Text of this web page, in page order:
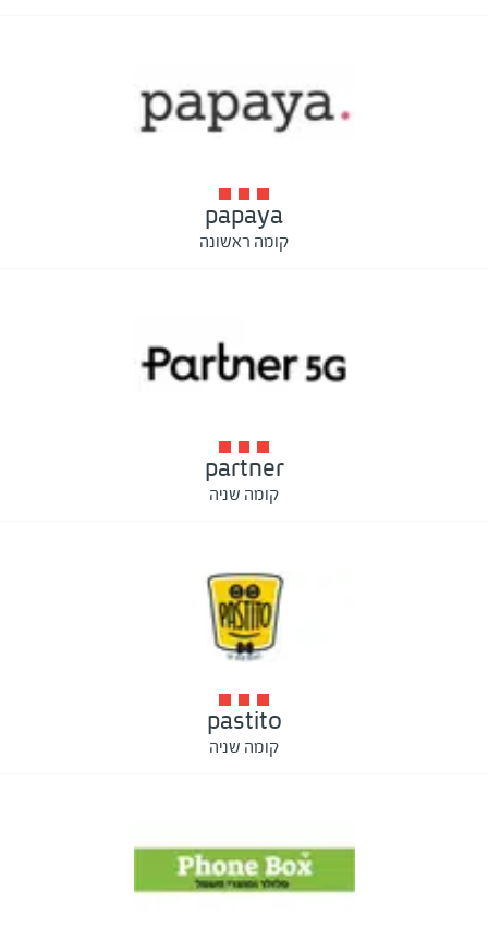
papaya
קומה ראשונה
partner
קומה שניה
pastito
קומה שניה